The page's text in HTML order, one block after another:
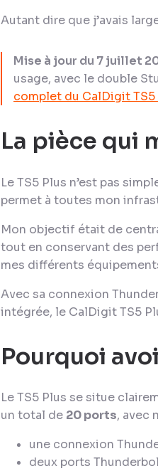
Autant dire que j’avais
Mise à jour du 7 juillet
usage, avec le double
complet du CalDigit TS5
La pièce qui
Le TS5 Plus n’est pas
permet à toutes mon
Mon objectif était de
tout en conservant des
mes différents
Avec sa connexion
intégrée, le CalDigit TS5
Pourquoi
Le TS5 Plus se situe
un total de 20 ports, avec
une connexion
deux ports